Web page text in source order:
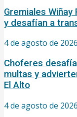
Gremiales
y desafían a
4 de agosto de 2026
Choferes
multas y
El Alto
4 de agosto de 2026